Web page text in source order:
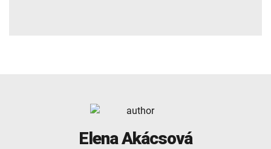
Elena Akácsová